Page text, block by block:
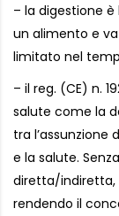
– la digestione
un alimento e
limitato nel
– il reg. (CE) n.
salute come la
tra
e la salute.
diretta/indiretta,
rendendo il